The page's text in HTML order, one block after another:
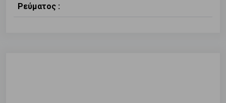
Ρεύματος :